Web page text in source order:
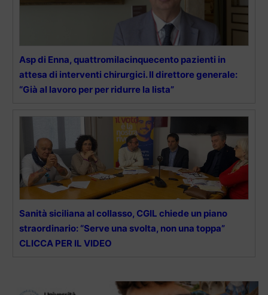
Asp di Enna, quattromilacinquecento pazienti in
attesa di interventi chirurgici. Il direttore generale:
“Già al lavoro per per ridurre la lista”
Sanità siciliana al collasso, CGIL chiede un piano
straordinario: “Serve una svolta, non una toppa”
CLICCA PER IL VIDEO